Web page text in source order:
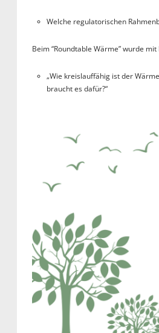
Welche regulatorischen
Beim “Roundtable Wärme” wurde
„Wie kreislauffähig ist der
braucht es dafür?“